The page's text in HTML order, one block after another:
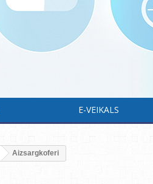
E-VEIKALS
Aizsargkoferi